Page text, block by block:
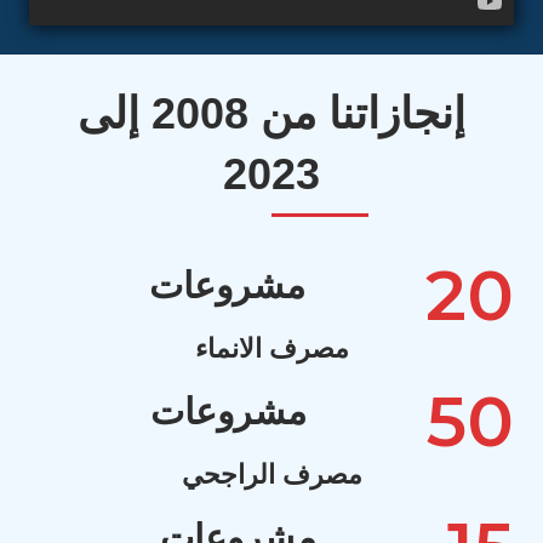
إنجازاتنا من 2008 إلى
2023
مشروعات
مصرف الانماء
مشروعات
مصرف الراجحي